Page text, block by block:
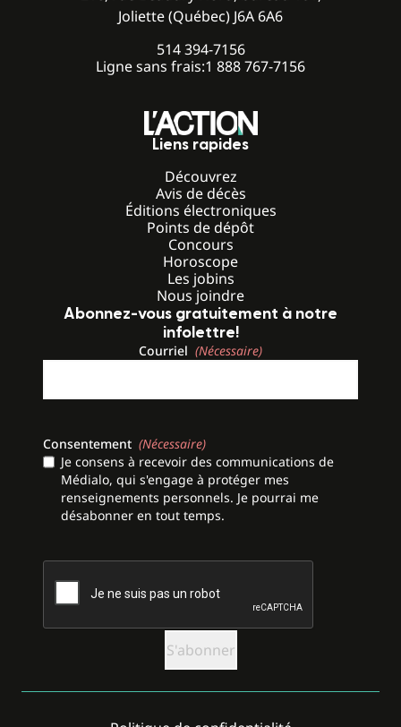
Joliette (Québec) J6A 6A6
514 394-7156
Ligne sans frais:1 888 767-7156
Liens rapides
Découvrez
Avis de décès
Éditions électroniques
Points de dépôt
Concours
Horoscope
Les jobins
Nous joindre
Abonnez-vous gratuitement à notre
infolettre!
Courriel (Nécessaire)
Consentement (Nécessaire)
Je consens à recevoir des communications de
Médialo, qui s'engage à protéger mes
renseignements personnels. Je pourrai me
désabonner en tout temps.